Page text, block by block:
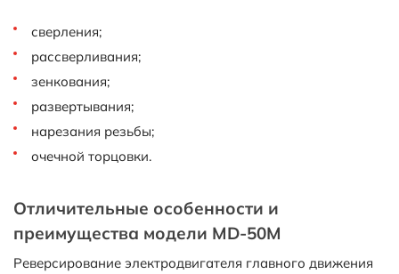
сверления;
рассверливания;
зенкования;
развертывания;
нарезания резьбы;
очечной торцовки.
Отличительные особенности и
преимущества модели MD-50M
Реверсирование электродвигателя главного движения